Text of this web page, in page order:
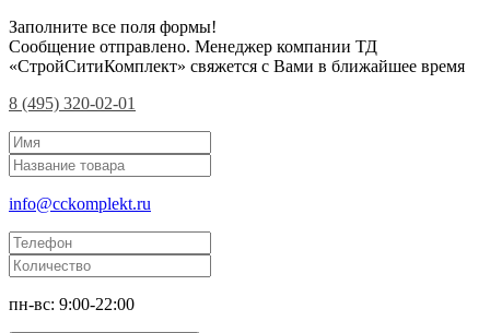
Заполните все поля формы!
Сообщение отправлено. Менеджер компании ТД
«СтройСитиКомплект» свяжется с Вами в ближайшее время
8 (495) 320-02-01
info@cckomplekt.ru
пн-вс: 9:00-22:00